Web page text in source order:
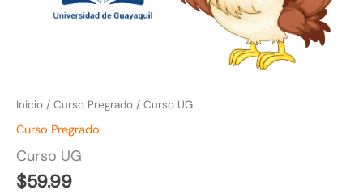
Inicio / Curso Pregrado / Curso UG
Curso Pregrado
Curso UG
$59.99